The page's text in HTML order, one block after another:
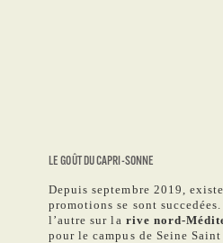
LE GOÛT DU CAPRI-SONNE
Depuis septembre 2019,
promotions se sont
l’autre sur la rive nord-
pour le campus de Seine